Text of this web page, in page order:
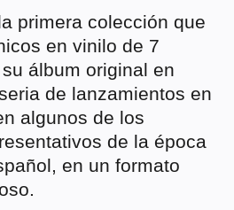
a primera colección que
en vinilo de 7
álbum original en
de lanzamientos en
algunos de los
de la época
en un formato